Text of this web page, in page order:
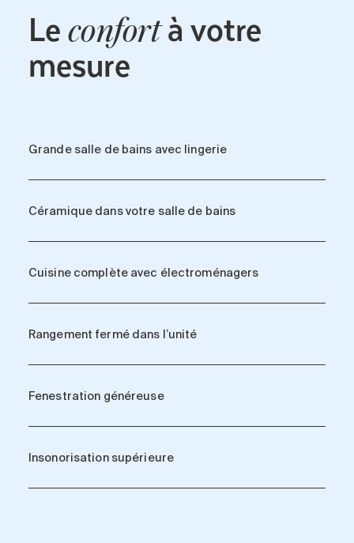
Leconfortà votre
mesure
Grande salle de bains avec lingerie
Céramique dans votre salle de bains
Cuisine complète avec électroménagers
Rangement fermé dans l’unité
Fenestration généreuse
Insonorisation supérieure